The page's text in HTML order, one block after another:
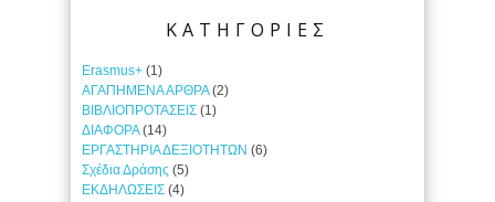
ΚΑΤΗΓΟΡΙΕΣ
Erasmus+ (1)
ΑΓΑΠΗΜΕΝΑ ΑΡΘΡΑ(2)
ΒΙΒΛΙΟΠΡΟΤΑΣΕΙΣ (1)
ΔΙΑΦΟΡΑ(14)
ΕΡΓΑΣΤΗΡΙΑ ΔΕΞΙΟΤΗΤΩΝ (6)
Σχέδια Δράσης (5)
ΕΚΔΗΛΩΣΕΙΣ (4)